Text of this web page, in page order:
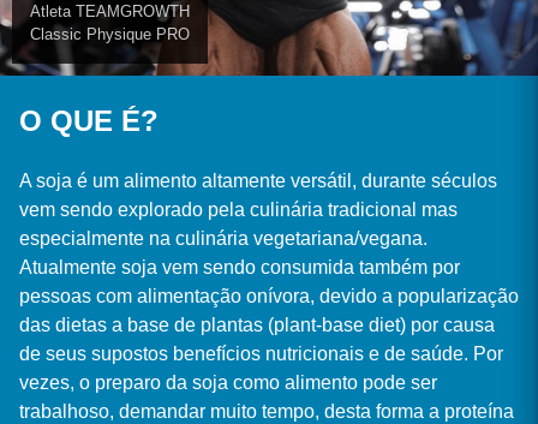
Atleta TEAMGROWTH
Classic Physique PRO
O QUE É?
A soja é um alimento altamente versátil, durante séculos
vem sendo explorado pela culinária tradicional mas
especialmente na culinária vegetariana/vegana.
Atualmente soja vem sendo consumida também por
pessoas com alimentação onívora, devido a popularização
das dietas a base de plantas (plant-base diet) por causa
de seus supostos benefícios nutricionais e de saúde. Por
vezes, o preparo da soja como alimento pode ser
trabalhoso, demandar muito tempo, desta forma a proteína